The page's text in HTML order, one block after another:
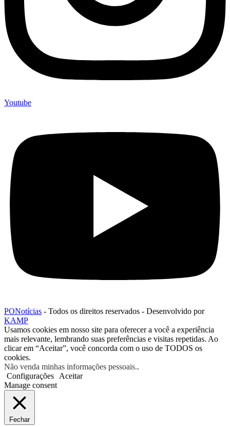
Youtube
PONotícias - Todos os direitos reservados - Desenvolvido por
KAMP
Usamos cookies em nosso site para oferecer a você a experiência
mais relevante, lembrando suas preferências e visitas repetidas. Ao
clicar em “Aceitar”, você concorda com o uso de TODOS os
cookies.
Não venda minhas informações pessoais..
Configurações
Aceitar
Manage consent
Fechar